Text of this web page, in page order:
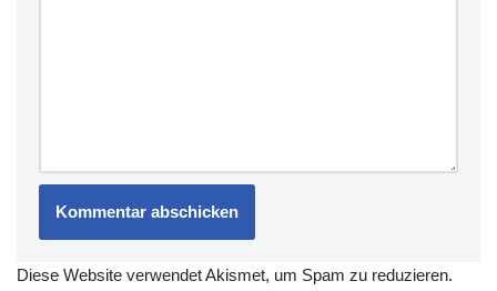
Diese Website verwendet Akismet, um Spam zu reduzieren.